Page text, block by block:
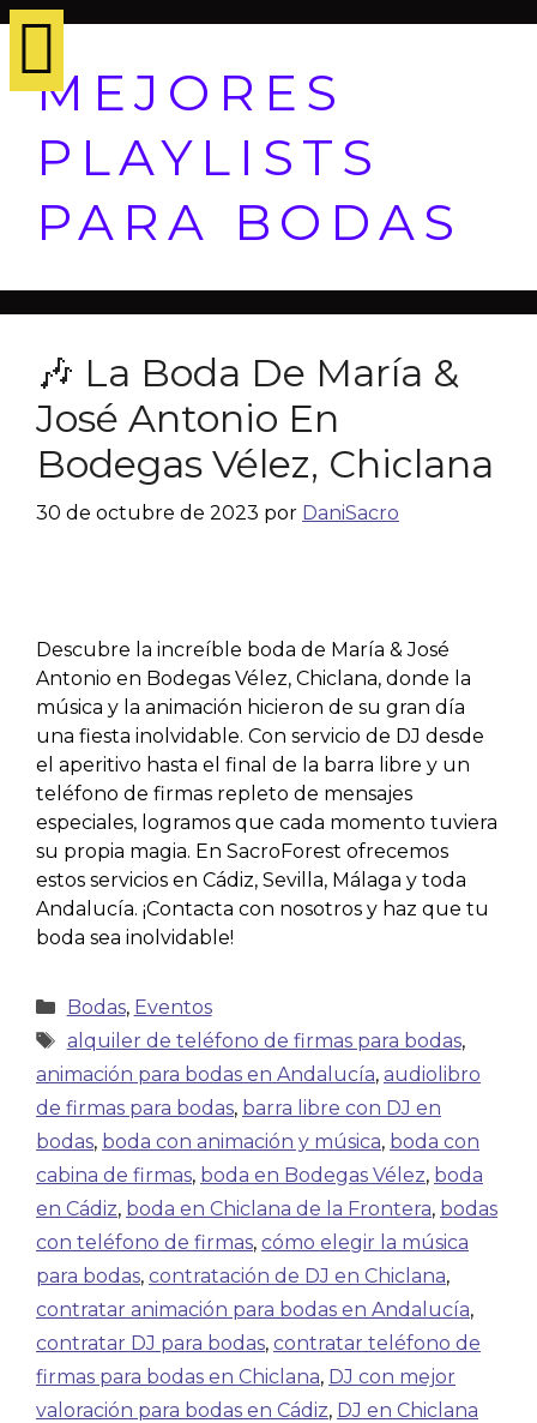
MEJORES
PLAYLISTS
PARA BODAS
🎶 La Boda De María &
José Antonio En
Bodegas Vélez, Chiclana
30 de octubre de 2023 por DaniSacro
Descubre la increíble boda de María & José
Antonio en Bodegas Vélez, Chiclana, donde la
música y la animación hicieron de su gran día
una fiesta inolvidable. Con servicio de DJ desde
el aperitivo hasta el final de la barra libre y un
teléfono de firmas repleto de mensajes
especiales, logramos que cada momento tuviera
su propia magia. En SacroForest ofrecemos
estos servicios en Cádiz, Sevilla, Málaga y toda
Andalucía. ¡Contacta con nosotros y haz que tu
boda sea inolvidable!
Bodas, Eventos
alquiler de teléfono de firmas para bodas,
animación para bodas en Andalucía, audiolibro
de firmas para bodas, barra libre con DJ en
bodas, boda con animación y música, boda con
cabina de firmas, boda en Bodegas Vélez, boda
en Cádiz, boda en Chiclana de la Frontera, bodas
con teléfono de firmas, cómo elegir la música
para bodas, contratación de DJ en Chiclana,
contratar animación para bodas en Andalucía,
contratar DJ para bodas, contratar teléfono de
firmas para bodas en Chiclana, DJ con mejor
valoración para bodas en Cádiz, DJ en Chiclana